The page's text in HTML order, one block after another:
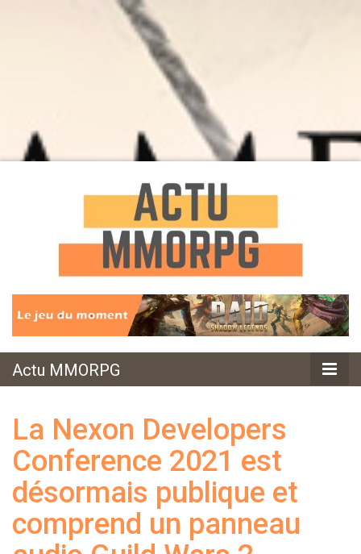
Actu
MMORPG
Actu MMORPG
La Nexon Developers
Conference 2021 est
désormais publique et
comprend un panneau